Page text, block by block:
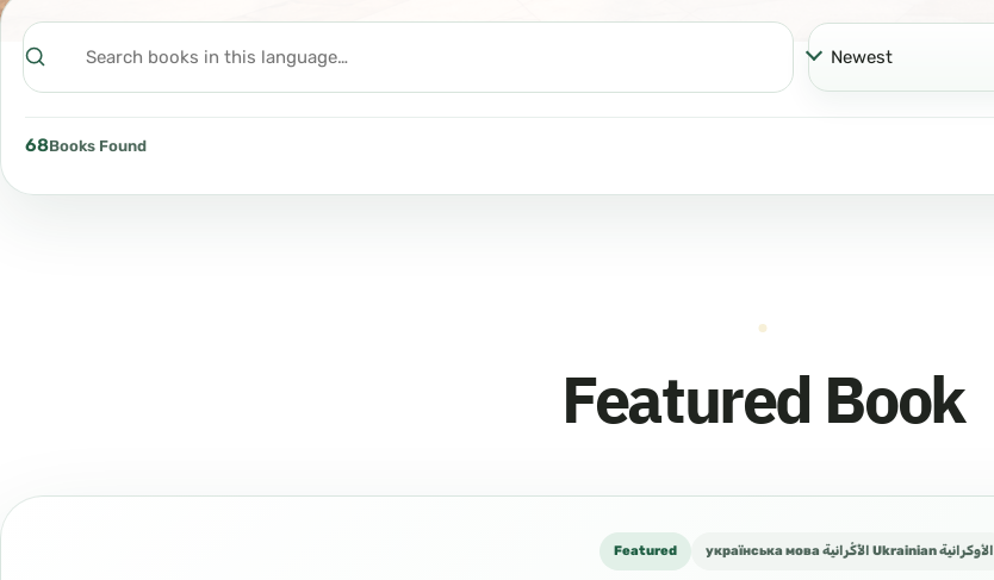
Search Sort
68Books Found
Featured Book
Featured українська мова الأُكْرانية Ukrainian الأوكرانية